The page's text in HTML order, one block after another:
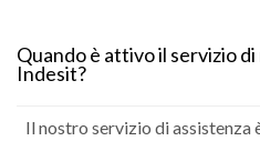
Quando è attivo il servizio
Indesit?
Il nostro servizio di